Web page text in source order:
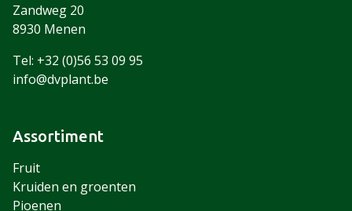
Zandweg 20
8930 Menen
Tel: +32 (0)56 53 09 95
info@dvplant.be
Assortiment
Fruit
Kruiden en groenten
Pioenen